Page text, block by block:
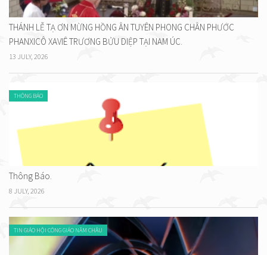
THÁNH LỄ TẠ ƠN MỪNG HỒNG ÂN TUYÊN PHONG CHÂN PHƯỚC
PHANXICÔ XAVIÊ TRƯƠNG BỬU DIỆP TẠI NAM ÚC.
13 JULY, 2026
THÔNG BÁO
Thông Báo.
8 JULY, 2026
TIN GIÁO HỘI CÔNG GIÁO NĂM CHÂU